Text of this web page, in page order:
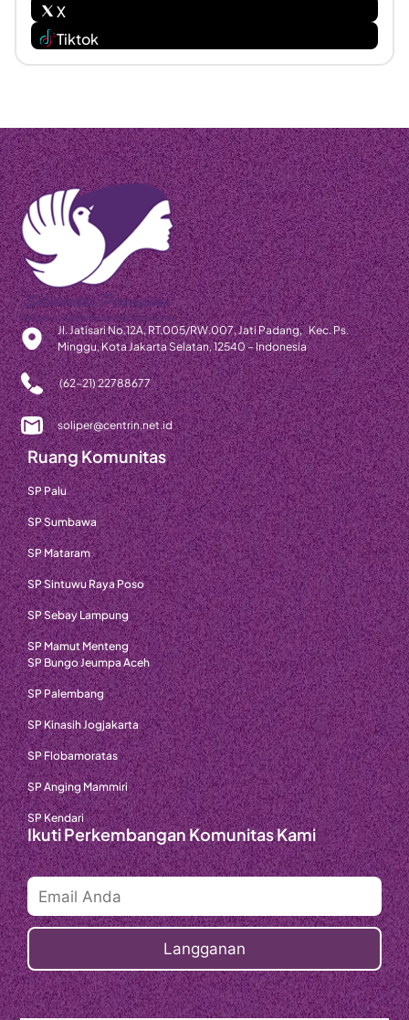
X
Tiktok
Jl. Jatisari No.12A, RT.005/RW.007, Jati Padang, Kec. Ps.
Minggu, Kota Jakarta Selatan, 12540 – Indonesia
(62-21) 22788677
soliper@centrin.net.id
Ruang Komunitas
SP Palu
SP Sumbawa
SP Mataram
SP Sintuwu Raya Poso
SP Sebay Lampung
SP Mamut Menteng
SP Bungo Jeumpa Aceh
SP Palembang
SP Kinasih Jogjakarta
SP Flobamoratas
SP Anging Mammiri
SP Kendari
Ikuti Perkembangan Komunitas Kami